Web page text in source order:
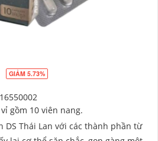
GIẢM 5.73%
gồm 10 viên nang.
DS Thái Lan với các thành phần từ